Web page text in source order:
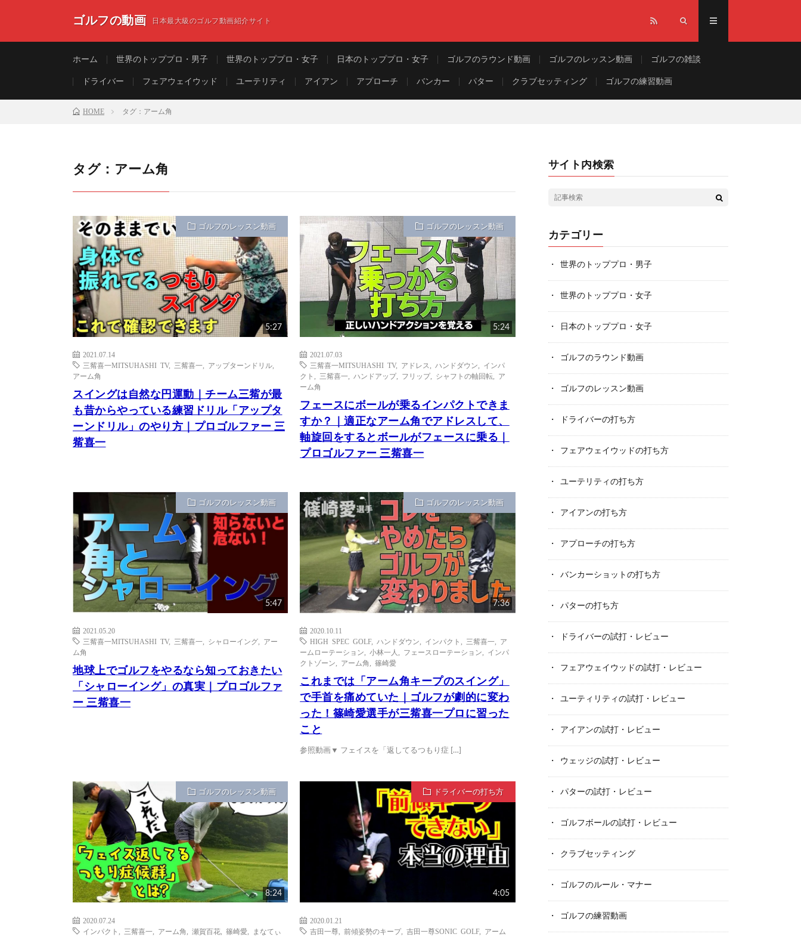
ゴルフの動画 日本最大級のゴルフ動画紹介サイト
ホーム 世界のトッププロ・男子 世界のトッププロ・女子 日本のトッププロ・女子 ゴルフのラウンド動画 ゴルフのレッスン動画 ゴルフの雑談
ドライバー フェアウェイウッド ユーテリティ アイアン アプローチ バンカー パター クラブセッティング ゴルフの練習動画
HOME タグ：アーム角
タグ：アーム角
ゴルフのレッスン動画
5:27
2021.07.14
三觜喜一MITSUHASHI TV, 三觜喜一 アップターンドリル
アーム角
スイングは自然な円運動｜チーム三觜が最
も昔からやっている練習ドリル「アップタ
ーンドリル」のやり方｜プロゴルファー 三
觜喜一
ゴルフのレッスン動画
5:24
2021.07.03
三觜喜一MITSUHASHI TV, アドレス ハンドダウン
インパ
クト
三觜喜一 ハンドアップ, フリップ, シャフトの軸回転
ア
ーム角
フェースにボールが乗るインパクトできま
すか？｜適正なアーム角でアドレスして、
軸旋回をするとボールがフェースに乗る｜
プロゴルファー 三觜喜一
ゴルフのレッスン動画
5:47
2021.05.20
三觜喜一MITSUHASHI TV, 三觜喜一 シャローイング
アー
ム角
地球上でゴルフをやるなら知っておきたい
「シャローイング」の真実｜プロゴルファ
ー 三觜喜一
ゴルフのレッスン動画
7:36
2020.10.11
HIGH SPEC GOLF,ハンドダウン インパクト 三觜喜一
ア
ームローテーション
,小林一人 フェースローテーション
インパ
クトゾーン
アーム角 ,篠崎愛
これまでは「アーム角キープのスイング」
で手首を痛めていた｜ゴルフが劇的に変わ
った！篠崎愛選手が三觜喜一プロに習った
こと
参照動画▼ フェイスを「返してるつもり症 […]
ゴルフのレッスン動画
8:24
2020.07.24
インパクト
三觜喜一 アーム角 瀬賀百花 篠崎愛
まなてぃ
ドライバーの打ち方
4:05
2020.01.21
吉田一尊
,前傾姿勢のキープ,吉田一尊SONIC GOLF, アーム
サイト内検索
カテゴリー
世界のトッププロ・男子
世界のトッププロ・女子
日本のトッププロ・女子
ゴルフのラウンド動画
ゴルフのレッスン動画
ドライバーの打ち方
フェアウェイウッドの打ち方
ユーテリティの打ち方
アイアンの打ち方
アプローチの打ち方
バンカーショットの打ち方
パターの打ち方
ドライバーの試打・レビュー
フェアウェイウッドの試打・レビュー
ユーティリティの試打・レビュー
アイアンの試打・レビュー
ウェッジの試打・レビュー
パターの試打・レビュー
ゴルフボールの試打・レビュー
クラブセッティング
ゴルフのルール・マナー
ゴルフの練習動画